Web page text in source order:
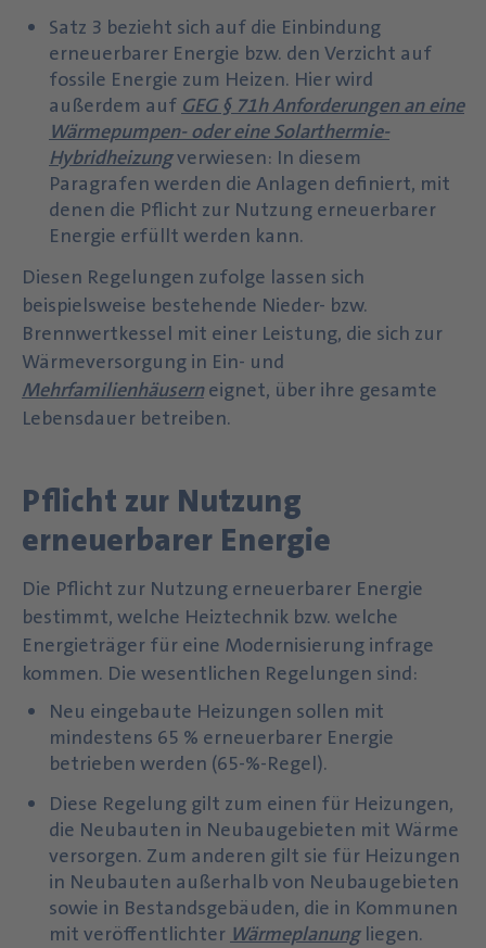
Satz 3 bezieht sich auf die Einbindung
erneuerbarer Energie bzw. den Verzicht auf
fossile Energie zum Heizen. Hier wird
außerdem auf GEG § 71h Anforderungen an eine
Wärmepumpen- oder eine Solarthermie-
Hybridheizungverwiesen: In diesem
Paragrafen werden die Anlagen definiert, mit
denen die Pflicht zur Nutzung erneuerbarer
Energie erfüllt werden kann.
Diesen Regelungen zufolge lassen sich
beispielsweise bestehende Nieder- bzw.
Brennwertkessel mit einer Leistung, die sich zur
Wärmeversorgung in Ein- und
Mehrfamilienhäuserneignet, über ihre gesamte
Lebensdauer betreiben.
Pflicht zur Nutzung
erneuerbarer Energie
Die Pflicht zur Nutzung erneuerbarer Energie
bestimmt, welche Heiztechnik bzw. welche
Energieträger für eine Modernisierung infrage
kommen. Die wesentlichen Regelungen sind:
Neu eingebaute Heizungen sollen mit
mindestens 65 % erneuerbarer Energie
betrieben werden (65-%-Regel).
Diese Regelung gilt zum einen für Heizungen,
die Neubauten in Neubaugebieten mit Wärme
versorgen. Zum anderen gilt sie für Heizungen
in Neubauten außerhalb von Neubaugebieten
sowie in Bestandsgebäuden, die in Kommunen
mit veröffentlichter Wärmeplanungliegen.